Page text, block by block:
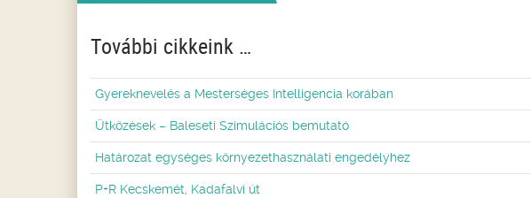
További cikkeink …
Gyereknevelés a Mesterséges Intelligencia korában
Ütközések – Baleseti Szimulációs bemutató
Határozat egységes környezethasználati engedélyhez
P+R Kecskemét, Kadafalvi út